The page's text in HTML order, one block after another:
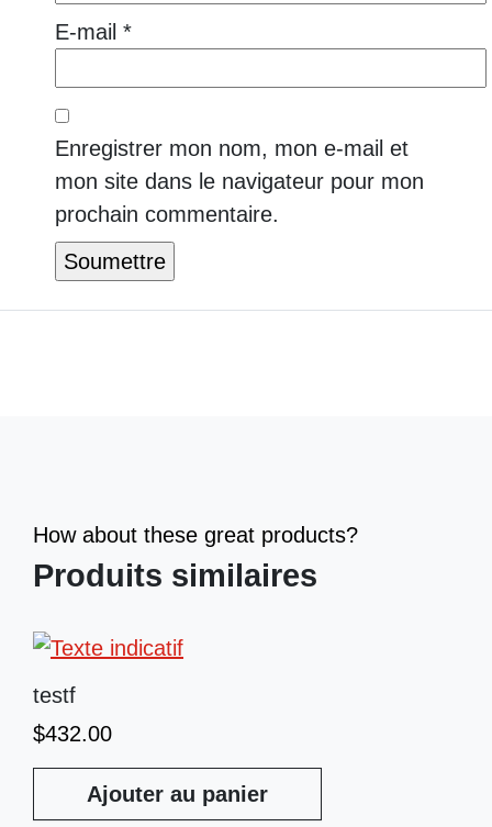
E-mail *
Enregistrer mon nom, mon e-mail et
mon site dans le navigateur pour mon
prochain commentaire.
How about these great products?
Produits similaires
testf
$432.00
Ajouter au panier